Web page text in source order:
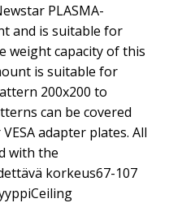
PLASMA-
and is suitable for
weight capacity of this
is suitable for
200x200 to
can be covered
adapter plates. All
with the
korkeus67-107